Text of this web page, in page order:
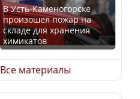
Луну признали объектом
культурного наследия,
находящегося под
угрозой исчезновения
В Усть-Каменогорске
произошел пожар на
складе для хранения
химикатов
Все материалы